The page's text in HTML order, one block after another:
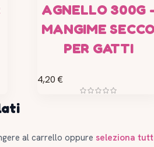
AGNELLO 300G
MANGIME
PER GATTI
4,20 €
al carrello oppure seleziona